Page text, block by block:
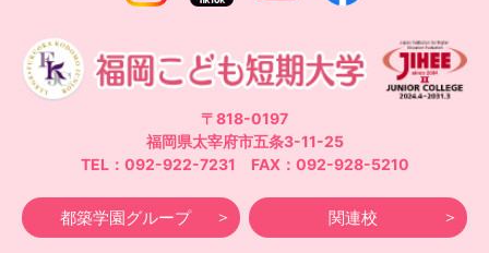
〒818-0197
福岡県太宰府市五条3-11-25
TEL：092-922-7231 FAX：092-928-5210
都築学園グループ 関連校